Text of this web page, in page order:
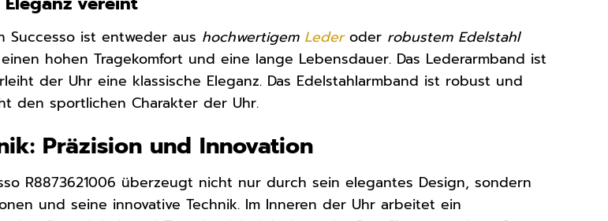
Successo ist entweder aus hochwertigem Lederoder robustem Edelstahl
hohen Tragekomfort und eine lange Lebensdauer. Das Lederarmband ist
der Uhr eine klassische Eleganz. Das Edelstahlarmband ist robust und
den sportlichen Charakter der Uhr.
Präzision und Innovation
R8873621006 überzeugt nicht nur durch sein elegantes Design, sondern
und seine innovative Technik. Im Inneren der Uhr arbeitet ein